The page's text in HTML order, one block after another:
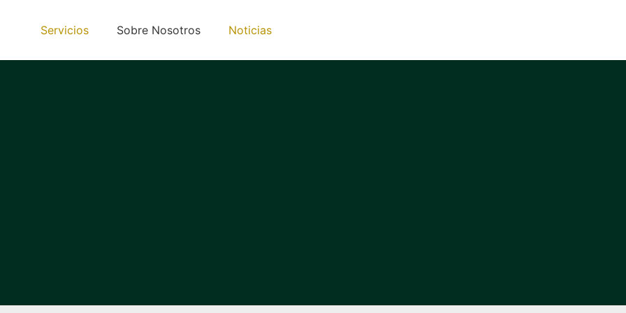
Servicios Sobre Nosotros Noticias